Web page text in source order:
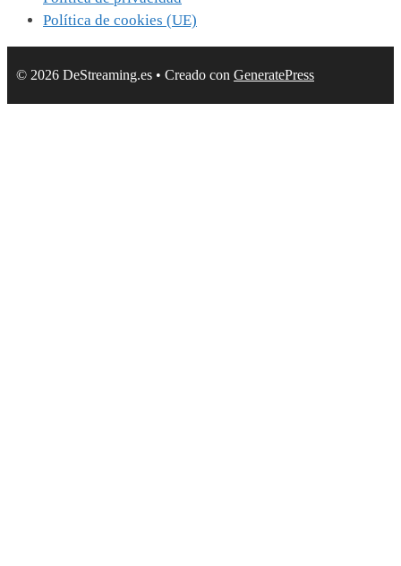
Política de cookies (UE)
© 2026 DeStreaming.es • Creado con GeneratePress